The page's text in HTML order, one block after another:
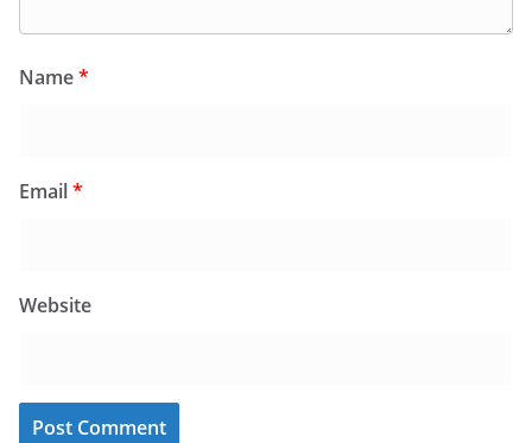
Name*
Email*
Website